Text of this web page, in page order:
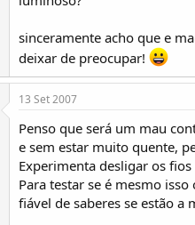
sinceramente acho que e
deixar de preocupar!
13 Set 2007
Penso que será um mau
e sem estar muito quente,
Experimenta desligar os
Para testar se é mesmo
fiável de saberes se estão a